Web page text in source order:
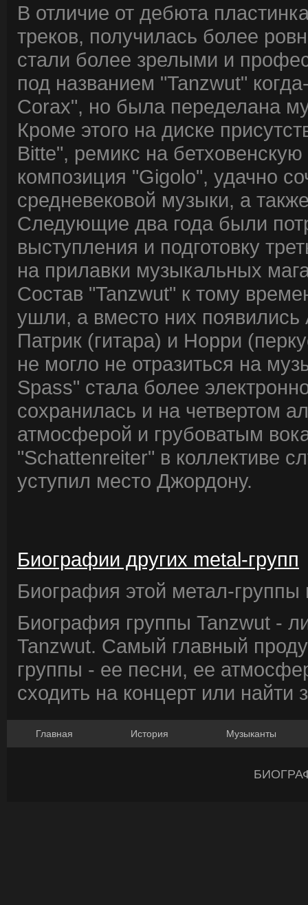
В отличие от дебюта
треков, получилась более
стали более зрелыми и
под названием "Tanzwut"
Corax", но была переделана
Кроме этого на диске
Bitte", ремикс на
композиция "Gigolo", удачно
средневековой музыки, а
Следующие два года были
выступления и подготовку
на прилавки музыкальных
Состав "Tanzwut" к тому
ушли, а вместо них
Патрик (гитара) и Норри
не могло не отразиться на
Spass" стала более
сохранилась и на четвертом
атмосферой и грубоватым
"Schattenreiter" в коллективе
уступил место Джордону.
Биографии других metal-групп
Биография этой метал-группы
Биография группы Tanzwut -
Tanzwut. Самый главный
группы - ее песни, ее
сходить на концерт или найти
Главная История Музыканты